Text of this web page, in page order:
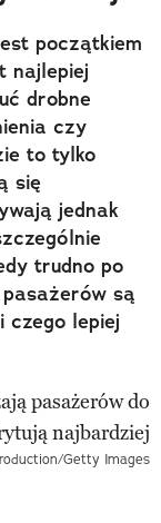
początkiem
najlepiej
drobne
czy
to tylko
się
jednak
trudno po
są
czego lepiej
Getty Images